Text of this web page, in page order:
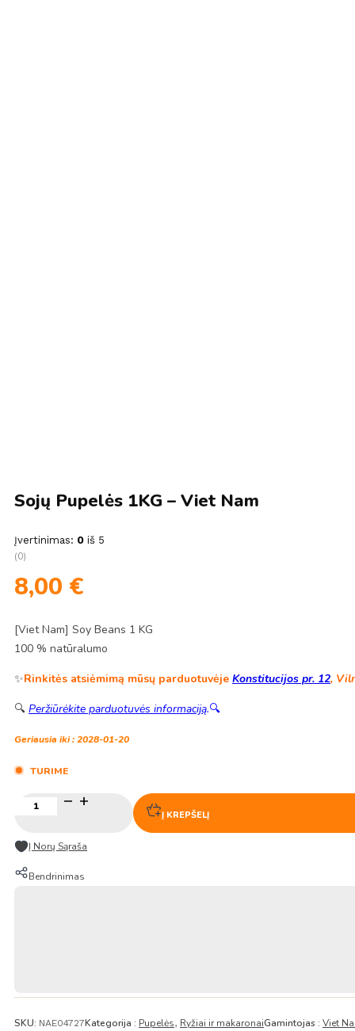
Sojų Pupelės 1KG – Viet Nam
Įvertinimas: 0 iš 5
(0)
8,00 €
[Viet Nam] Soy Beans 1 KG
100 % natūralumo
✨Rinkitės atsiėmimą mūsų parduotuvėje Konstitucijos pr. 12,
🔍 Peržiūrėkite parduotuvės informaciją.🔍
Geriausia iki : 2028-01-20
TURIME
kiekis:
pupelės
1KG
–
Į KREPŠELĮ
Į Norų Sąraša
Bendrinimas
SKU: NAE04727Kategorija : Pupelės, Ryžiai ir makaronaiGamintojas : Viet